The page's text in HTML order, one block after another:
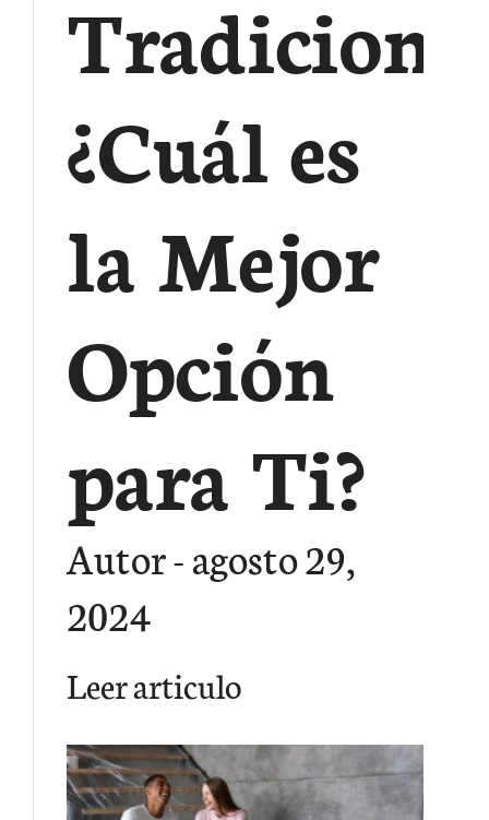
¿Cuál es
la Mejor
Opción
para Ti?
Autor agosto 29,
2024
Leer articulo